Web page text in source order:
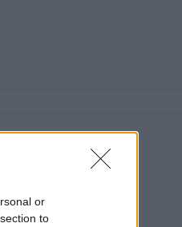
or
to
Galéria és Aukciósház